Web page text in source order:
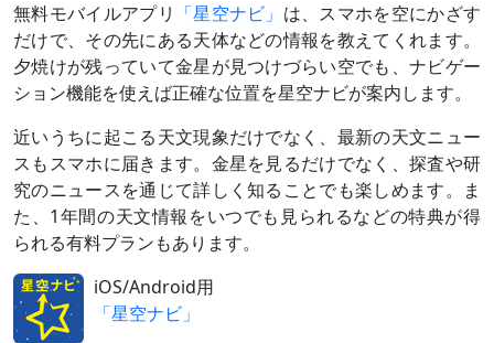
と接近
5月上旬
～中旬
ふたご座
の散開星
団
M35と大
夕方～宵
最接近10日ごろ
5月中旬
～下旬
ふたご座
の3等星
メブスタ
と大接近
夕方～宵
最接近17日ごろ
5月23日
細い月
と大接近
（›› 解説）
夕方～宵
5月24日
無料モバイルアプリ 「星空ナビ」 は、スマホを空にかざす
だけで、その先にある天体などの情報を教えてくれます。
夕焼けが残っていて金星が見つけづらい空でも、ナビゲー
ション機能を使えば正確な位置を星空ナビが案内します。
近いうちに起こる天文現象だけでなく、最新の天文ニュー
スもスマホに届きます。金星を見るだけでなく、探査や研
究のニュースを通じて詳しく知ることでも楽しめます。ま
た、1年間の天文情報をいつでも見られるなどの特典が得
られる有料プランもあります。
iOS/Android用
「星空ナビ」